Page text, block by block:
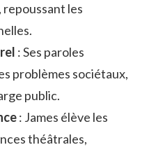
repoussant les
: Ses paroles
problèmes sociétaux,
public.
: James élève les
théâtrales,